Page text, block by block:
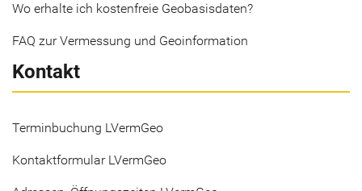
Wo erhalte ich kostenfreie Geobasisdaten?
FAQ zur Vermessung und Geoinformation
Kontakt
Terminbuchung LVermGeo
Kontaktformular LVermGeo